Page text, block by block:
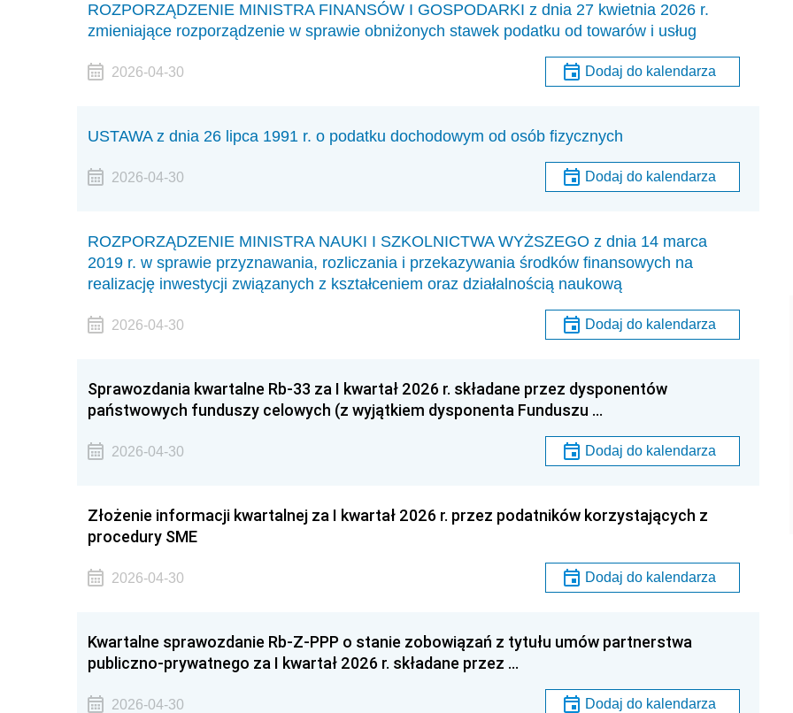
ROZPORZĄDZENIE MINISTRA FINANSÓW I GOSPODARKI z dnia 27 kwietnia 2026 r.
zmieniające rozporządzenie w sprawie obniżonych stawek podatku od towarów i usług
2026-04-30 Dodaj do kalendarza
USTAWA z dnia 26 lipca 1991 r. o podatku dochodowym od osób fizycznych
2026-04-30 Dodaj do kalendarza
ROZPORZĄDZENIE MINISTRA NAUKI I SZKOLNICTWA WYŻSZEGO z dnia 14 marca
2019 r. w sprawie przyznawania, rozliczania i przekazywania środków finansowych na
realizację inwestycji związanych z kształceniem oraz działalnością naukową
2026-04-30 Dodaj do kalendarza
Sprawozdania kwartalne Rb-33 za I kwartał 2026 r. składane przez dysponentów
państwowych funduszy celowych (z wyjątkiem dysponenta Funduszu …
2026-04-30 Dodaj do kalendarza
Złożenie informacji kwartalnej za I kwartał 2026 r. przez podatników korzystających z
procedury SME
2026-04-30 Dodaj do kalendarza
Kwartalne sprawozdanie Rb-Z-PPP o stanie zobowiązań z tytułu umów partnerstwa
publiczno-prywatnego za I kwartał 2026 r. składane przez …
2026-04-30 Dodaj do kalendarza